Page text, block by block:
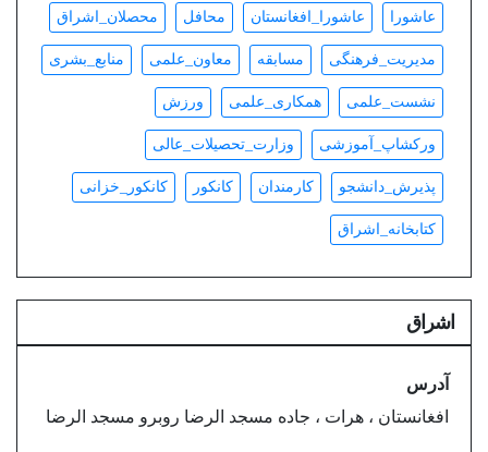
عاشورا عاشورا_افغانستان محافل محصلان_اشراق
مدیریت_فرهنگی مسابقه معاون_علمی منابع_بشری
نشست_علمی همکاری_علمی ورزش
ورکشاپ_آموزشی وزارت_تحصیلات_عالی
پذیرش_دانشجو کارمندان کانکور کانکور_خزانی
کتابخانه_اشراق
اشراق
آدرس
افغانستان ، هرات ، جاده مسجد الرضا روبرو مسجد الرضا